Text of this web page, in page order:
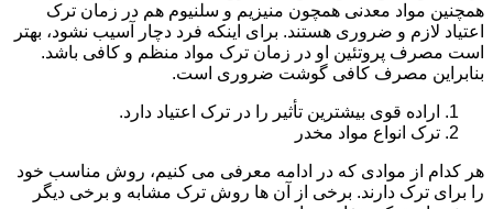
همچنین مواد معدنی همچون منیزیم و سلنیوم هم در زمان ترک
اعتیاد لازم و ضروری هستند. برای اینکه فرد دچار آسیب نشود، بهتر
است مصرف پروتئین او در زمان ترک مواد منظم و کافی باشد.
بنابراین مصرف کافی گوشت ضروری است.
اراده قوی بیشترین تأثیر را در ترک اعتیاد دارد.
ترک انواع مواد مخدر
هر کدام از موادی که در ادامه معرفی می کنیم، روش مناسب خود
را برای ترک دارند. برخی از آن ها روش ترک مشابه و برخی دیگر